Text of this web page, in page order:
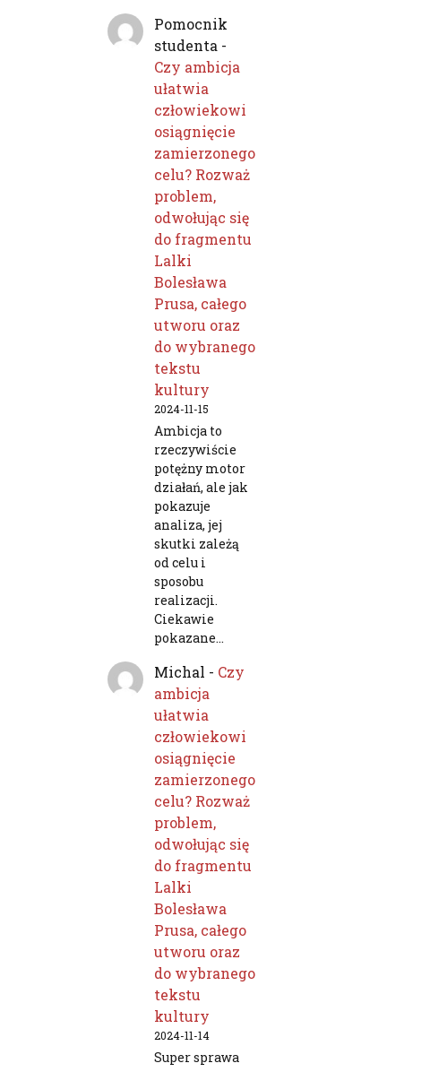
Pomocnik
studenta -
Czy ambicja
ułatwia
człowiekowi
osiągnięcie
zamierzonego
celu? Rozważ
problem,
odwołując się
do fragmentu
Lalki
Bolesława
Prusa, całego
utworu oraz
do wybranego
tekstu
kultury
2024-11-15
Ambicja to
rzeczywiście
potężny motor
działań, ale jak
pokazuje
analiza, jej
skutki zależą
od celu i
sposobu
realizacji.
Ciekawie
pokazane…
Michal - Czy
ambicja
ułatwia
człowiekowi
osiągnięcie
zamierzonego
celu? Rozważ
problem,
odwołując się
do fragmentu
Lalki
Bolesława
Prusa, całego
utworu oraz
do wybranego
tekstu
kultury
2024-11-14
Super sprawa